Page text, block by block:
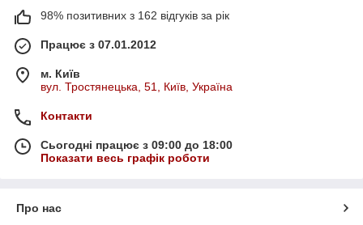
98% позитивних з 162 відгуків за рік
Працює з 07.01.2012
м. Київ
вул. Тростянецька, 51, Київ, Україна
Контакти
Сьогодні працює з 09:00 до 18:00
Показати весь графік роботи
Про нас